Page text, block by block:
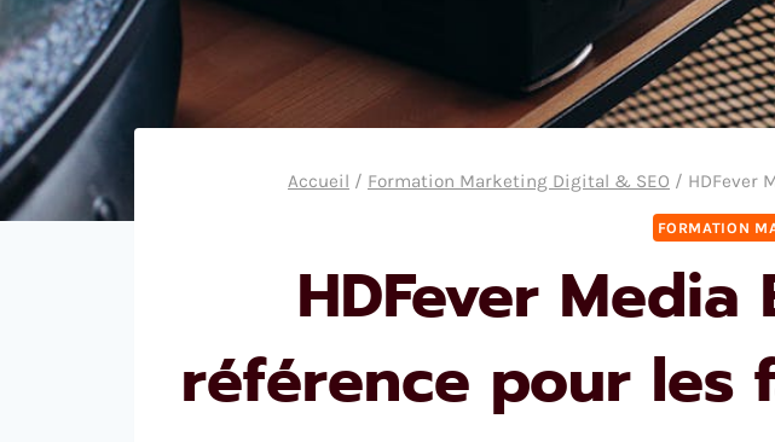
Accueil / Formation Marketing Digital & SEO / HDFever
FORMATION
HDFever
référence pour les